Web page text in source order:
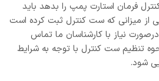
فرمان استارت پمپ را بدهد باید
از میزانی که ست کنترل ثبت کرده است
نیاز با کارشناسان ما تماس
تنظیم ست کنترل با توجه به شرایط
شود.